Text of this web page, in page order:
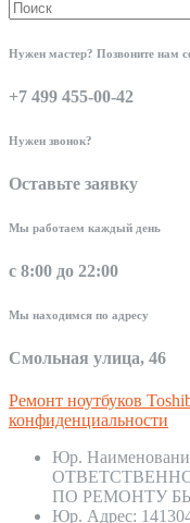
Нужен мастер? Позвоните нам
+7 499 455-00-42
Нужен звонок?
Оставьте заявку
Мы работаем каждый день
с 8:00 до 22:00
Мы находимся по адресу
Смольная улица, 46
Ремонт ноутбуков
конфиденциальности
Юр.
ПО РЕМОНТУ
Юр. Адрес: